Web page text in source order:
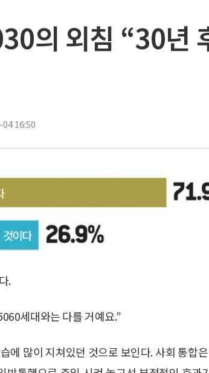
의 외침 “30년
16:50
.
세대와는 다를 거예요.”
에 많이 지쳐있던 것으로 보인다. 사회 통합